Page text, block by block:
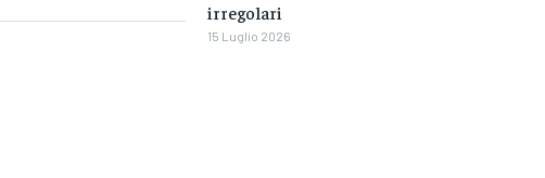
irregolari
15 Luglio 2026